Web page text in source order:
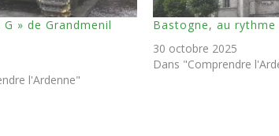
» de Grandmenil
l'Ardenne"
Bastogne, au rythme
30 octobre 2025
Dans "Comprendre